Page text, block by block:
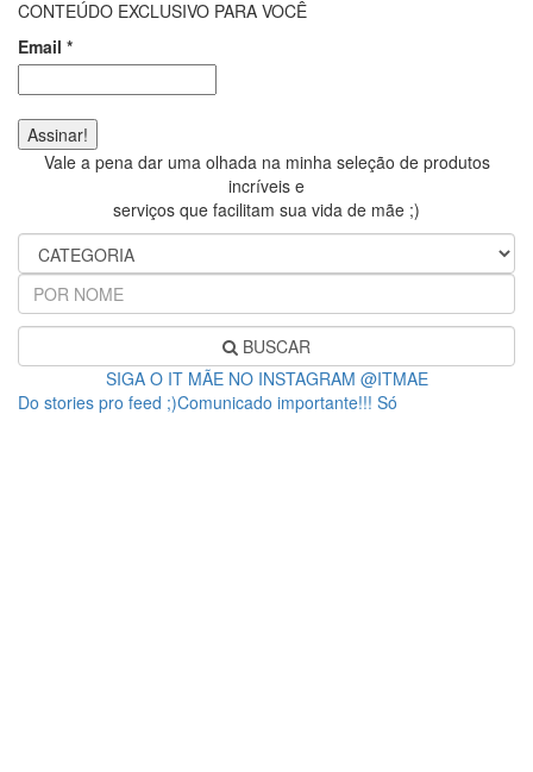
CONTEÚDO EXCLUSIVO PARA VOCÊ
Email *
Vale a pena dar uma olhada na minha seleção de produtos
incríveis e
serviços que facilitam sua vida de mãe ;)
BUSCAR
SIGA O IT MÃE NO INSTAGRAM @ITMAE
Do stories pro feed ;)Comunicado importante!!! Só